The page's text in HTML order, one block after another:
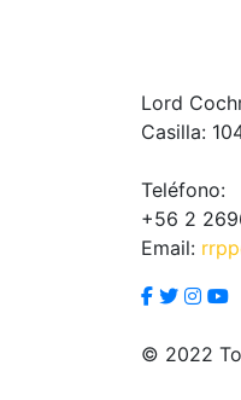
Lord
Casilla:
Teléfono:
+56 2
Email:
© 2022